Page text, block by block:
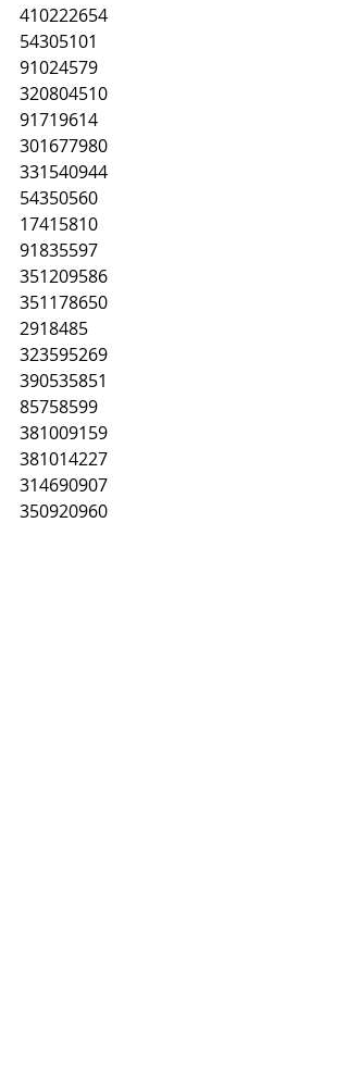
410222654
54305101
91024579
320804510
91719614
301677980
331540944
54350560
17415810
91835597
351209586
351178650
2918485
323595269
390535851
85758599
381009159
381014227
314690907
350920960